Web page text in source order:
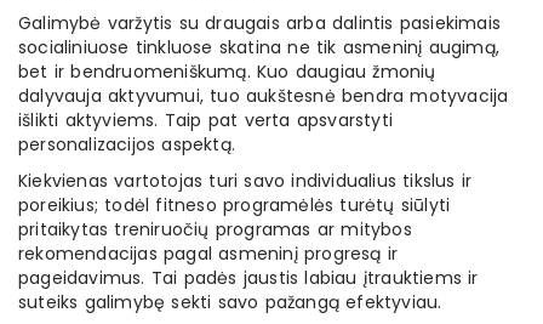
Galimybė varžytis su draugais arba dalintis pasiekimais
socialiniuose tinkluose skatina ne tik asmeninį augimą,
bet ir bendruomeniškumą. Kuo daugiau žmonių
dalyvauja aktyvumui, tuo aukštesnė bendra motyvacija
išlikti aktyviems. Taip pat verta apsvarstyti
personalizacijos aspektą.
Kiekvienas vartotojas turi savo individualius tikslus ir
poreikius; todėl fitneso programėlės turėtų siūlyti
pritaikytas treniruočių programas ar mitybos
rekomendacijas pagal asmeninį progresą ir
pageidavimus. Tai padės jaustis labiau įtrauktiems ir
suteiks galimybę sekti savo pažangą efektyviau.